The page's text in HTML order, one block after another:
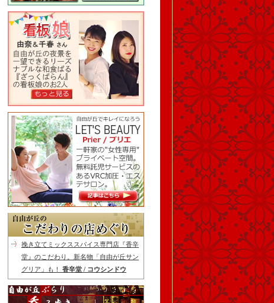
挽き立てミックススパイス専門店『香辛
堂』のこだわり。新名物「自由が丘サン
グリア」も！ 香辛堂 / コウシンドウ